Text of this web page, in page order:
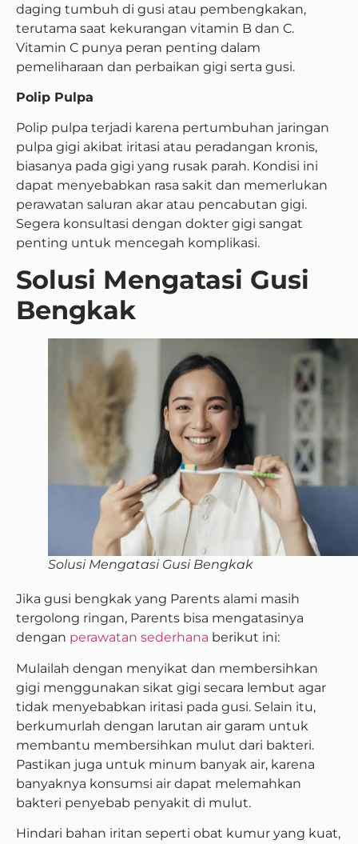
daging tumbuh di gusi atau pembengkakan,
terutama saat kekurangan vitamin B dan C.
Vitamin C punya peran penting dalam
pemeliharaan dan perbaikan gigi serta gusi.
Polip Pulpa
Polip pulpa terjadi karena pertumbuhan jaringan
pulpa gigi akibat iritasi atau peradangan kronis,
biasanya pada gigi yang rusak parah. Kondisi ini
dapat menyebabkan rasa sakit dan memerlukan
perawatan saluran akar atau pencabutan gigi.
Segera konsultasi dengan dokter gigi sangat
penting untuk mencegah komplikasi.
Solusi Mengatasi Gusi
Bengkak
Solusi Mengatasi Gusi Bengkak
Jika gusi bengkak yang Parents alami masih
tergolong ringan, Parents bisa mengatasinya
dengan perawatan sederhana berikut ini:
Mulailah dengan menyikat dan membersihkan
gigi menggunakan sikat gigi secara lembut agar
tidak menyebabkan iritasi pada gusi. Selain itu,
berkumurlah dengan larutan air garam untuk
membantu membersihkan mulut dari bakteri.
Pastikan juga untuk minum banyak air, karena
banyaknya konsumsi air dapat melemahkan
bakteri penyebab penyakit di mulut.
Hindari bahan iritan seperti obat kumur yang kuat,